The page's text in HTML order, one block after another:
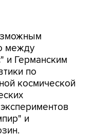
Германским
по
космической
и